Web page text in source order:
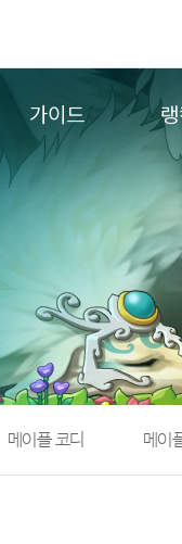
가이드
추가정보
컨텐
메이플 코디 메이